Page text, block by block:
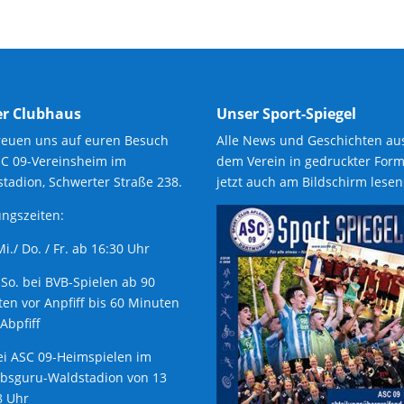
Clubhaus
uns auf euren Besuch
09-Vereinsheim im
Schwerter Straße 238.
Do. / Fr. ab 16:30 Uhr
bei BVB-Spielen ab 90
vor Anpfiff bis 60 Minuten
ASC 09-Heimspielen im
Waldstadion von 13
Uhr
Unser Sport-Spiegel
Alle News und Geschichten
dem Verein in gedruckter
jetzt auch am Bildschirm